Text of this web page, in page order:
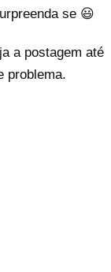
se 😃
a postagem até
problema.